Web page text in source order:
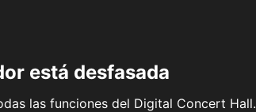
está desfasada
las funciones del Digital Concert Hall.